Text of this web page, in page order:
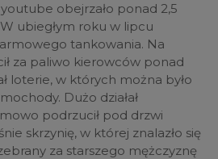
obejrzało ponad 2,5
ubiegłym roku w lipcu
tankowania. Na
za paliwo kierowców ponad
loterie, w których można było
Dużo działał
podrzucił pod drzwi
skrzynię, w której znalazło się
za starszego mężczyznę